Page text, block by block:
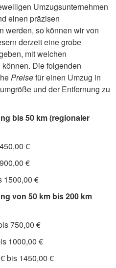
Umzugsunternehmen
einen präzisen
werden, so können wir von
derzeit eine grobe
mit welchen
Die folgenden
Preisefür einen Umzug in
und der Entfernung zu
bis 50 km (regionaler
€
€
1500,00 €
von 50 km bis 200 km
750,00 €
1000,00 €
bis 1450,00 €